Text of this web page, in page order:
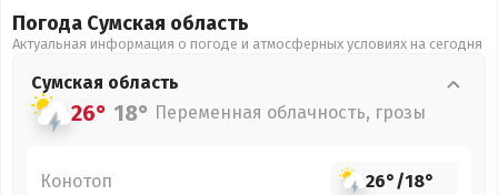
Погода Сумская область
Актуальная информация о погоде и атмосферных условиях на сегодня
Сумская область
26° 18° Переменная облачность, грозы
Конотоп 26°/18°